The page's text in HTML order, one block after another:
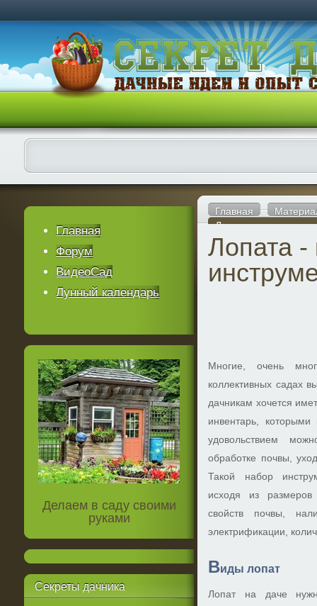
Главная
Лопата - королева
Лопата -
Многие, очень
коллективных садах
дачникам хочется
инвентарь, которыми
удовольствием
обработке почвы,
Такой набор
исходя из
свойств почвы,
электрификации,
Виды лопат
Лопат на даче
Главная
Форум
ВидеоСад
Лунный календарь
Делаем в саду своими
руками
Секреты дачника